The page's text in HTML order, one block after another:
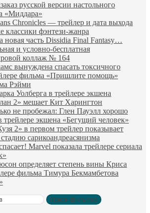
русской версии настольного
«Миддара»
Chronicles — трейлер и дата выхода
классики фэнтези-жанра
новая часть Dissidia Final Fantasy…
и условно-бесплатная
коллаж № 164
вынуждена спасать токсичного
фильма «Пришлите помощь»
Рэйми
Уолберга в трейлере экшена
2» мешает Кит Харингтон
не пробежал: Глен Пауэлл хорошо
трейлере экшена «Бегущий человек»
2» в первом трейлер показывает
сарикоандреасянизма
Marvel показала трейлере сериала
определяет степень вины Криса
фильма Тимура Бекмамбетова
Поиск фильмов